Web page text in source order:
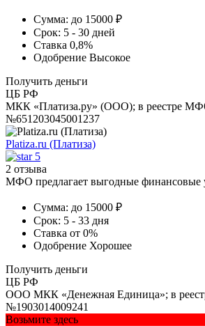
Сумма: до 15000 ₽
Срок: 5 - 30 дней
Ставка 0,8%
Одобрение Высокое
Получить деньги
ЦБ РФ
МКК «Платиза.ру» (ООО); в реестре
№651203045001237
Platiza.ru (Платиза)
5
2 отзыва
МФО предлагает выгодные финансовые
Сумма: до 15000 ₽
Срок: 5 - 33 дня
Ставка от 0%
Одобрение Хорошее
Получить деньги
ЦБ РФ
ООО МКК «Денежная Единица»; в
№1903014009241
Возьмите здесь